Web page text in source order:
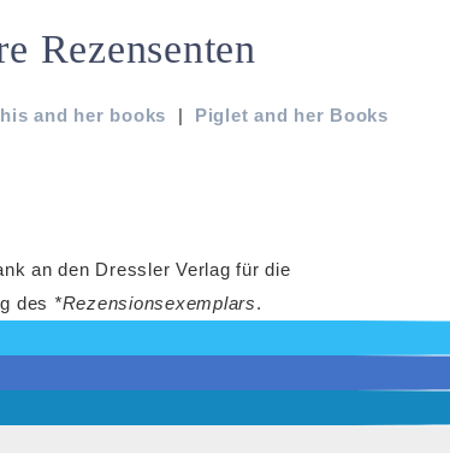
Rezensenten
his and her books | Piglet and her Books
an den Dressler Verlag für die
des *Rezensionsexemplars.